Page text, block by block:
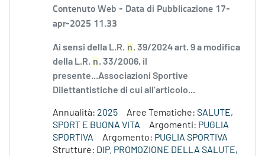
Contenuto Web - Data di Pubblicazione 17-
apr-2025 11.33
Ai sensi della L.R. n. 39/2024 art. 9 a modifica
della L.R. n. 33/2006, il
presente...Associazioni Sportive
Dilettantistiche di cui all’articolo...
Annualità: 2025 Aree Tematiche: SALUTE,
SPORT E BUONA VITA
Argomenti: PUGLIA
SPORTIVA
Argomento: PUGLIA SPORTIVA
Strutture: DIP. PROMOZIONE DELLA SALUTE,